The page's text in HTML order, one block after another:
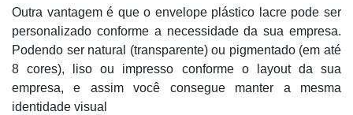
Outra vantagem é que o envelope plástico lacre pode ser
personalizado conforme a necessidade da sua empresa.
Podendo ser natural (transparente) ou pigmentado (em até
8 cores), liso ou impresso conforme o layout da sua
empresa, e assim você consegue manter a mesma
identidade visual